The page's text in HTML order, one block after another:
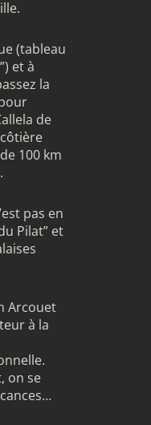
(tableau
et à
la
de
100 km
pas en
Pilat” et
Arcouet
à la
on se